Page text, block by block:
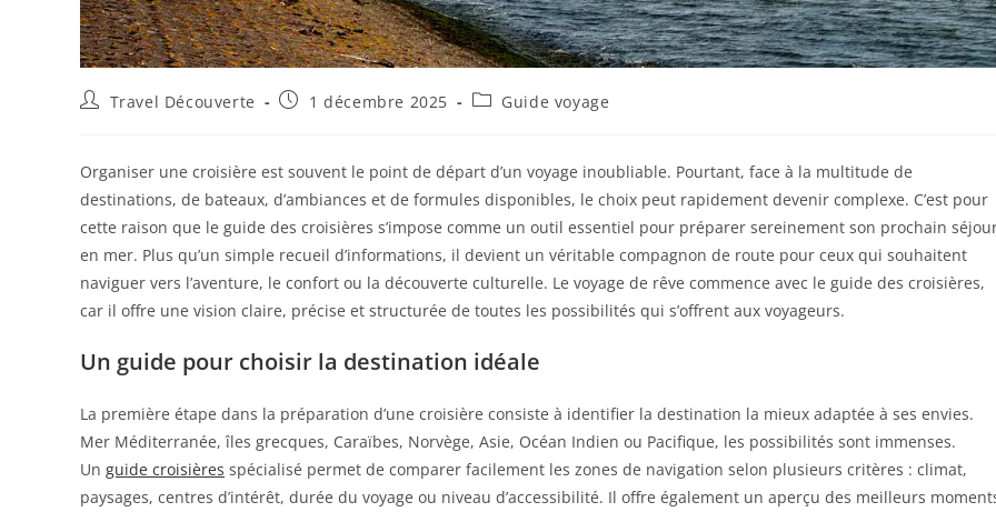
Travel Découverte 1 décembre 2025 Guide voyage
Organiser une croisière est souvent le point de départ d’un voyage inoubliable. Pourtant, face à la multitude de
destinations, de bateaux, d’ambiances et de formules disponibles, le choix peut rapidement devenir complexe. C’est pour
cette raison que le guide des croisières s’impose comme un outil essentiel pour préparer sereinement son prochain
en mer. Plus qu’un simple recueil d’informations, il devient un véritable compagnon de route pour ceux qui souhaitent
naviguer vers l’aventure, le confort ou la découverte culturelle. Le voyage de rêve commence avec le guide des croisières,
car il offre une vision claire, précise et structurée de toutes les possibilités qui s’offrent aux voyageurs.
Un guide pour choisir la destination idéale
La première étape dans la préparation d’une croisière consiste à identifier la destination la mieux adaptée à ses envies.
Mer Méditerranée, îles grecques, Caraïbes, Norvège, Asie, Océan Indien ou Pacifique, les possibilités sont immenses.
Un guide croisières spécialisé permet de comparer facilement les zones de navigation selon plusieurs critères : climat,
paysages, centres d’intérêt, durée du voyage ou niveau d’accessibilité. Il offre également un aperçu des meilleurs